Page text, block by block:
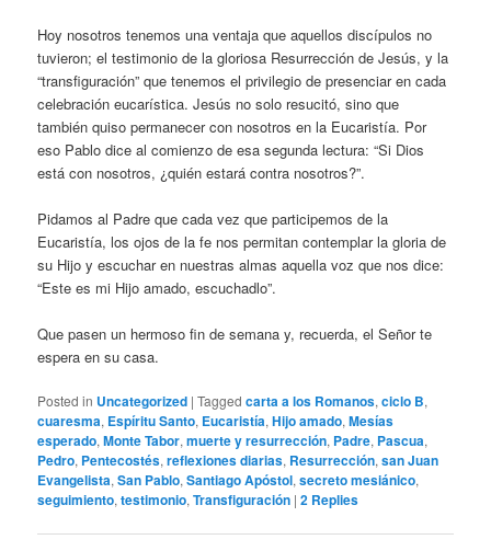
Hoy nosotros tenemos una ventaja que aquellos discípulos no
tuvieron; el testimonio de la gloriosa Resurrección de Jesús, y la
“transfiguración” que tenemos el privilegio de presenciar en cada
celebración eucarística. Jesús no solo resucitó, sino que
también quiso permanecer con nosotros en la Eucaristía. Por
eso Pablo dice al comienzo de esa segunda lectura: “Si Dios
está con nosotros, ¿quién estará contra nosotros?”.
Pidamos al Padre que cada vez que participemos de la
Eucaristía, los ojos de la fe nos permitan contemplar la gloria de
su Hijo y escuchar en nuestras almas aquella voz que nos dice:
“Este es mi Hijo amado, escuchadlo”.
Que pasen un hermoso fin de semana y, recuerda, el Señor te
espera en su casa.
Posted in Uncategorized |Tagged carta a los Romanos,ciclo B,
cuaresma, Espíritu Santo, Eucaristía,Hijo amado,Mesías
esperado,Monte Tabor,muerte y resurrección, Padre, Pascua,
Pedro, Pentecostés,reflexiones diarias, Resurrección,san Juan
Evangelista,San Pablo,Santiago Apóstol,secreto mesiánico,
seguimiento,testimonio,Transfiguración |2 Replies